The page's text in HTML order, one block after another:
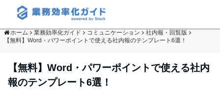
ホーム 業務効率化ガイド コミュニケーション
社内報・回覧版
【無料】Word・パワーポイントで使える社内報のテンプレート6選！
【無料】Word・パワーポイントで使える社内
報のテンプレート6選！